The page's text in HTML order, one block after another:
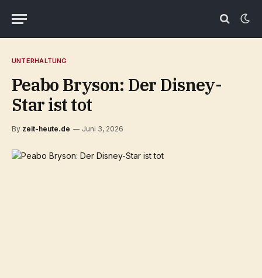
UNTERHALTUNG
Peabo Bryson: Der Disney-
Star ist tot
By zeit-heute.de Juni 3, 2026